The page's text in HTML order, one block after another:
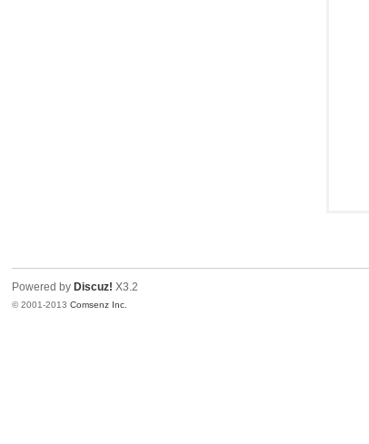
Powered by Discuz! X3.2
© 2001-2013Comsenz Inc.